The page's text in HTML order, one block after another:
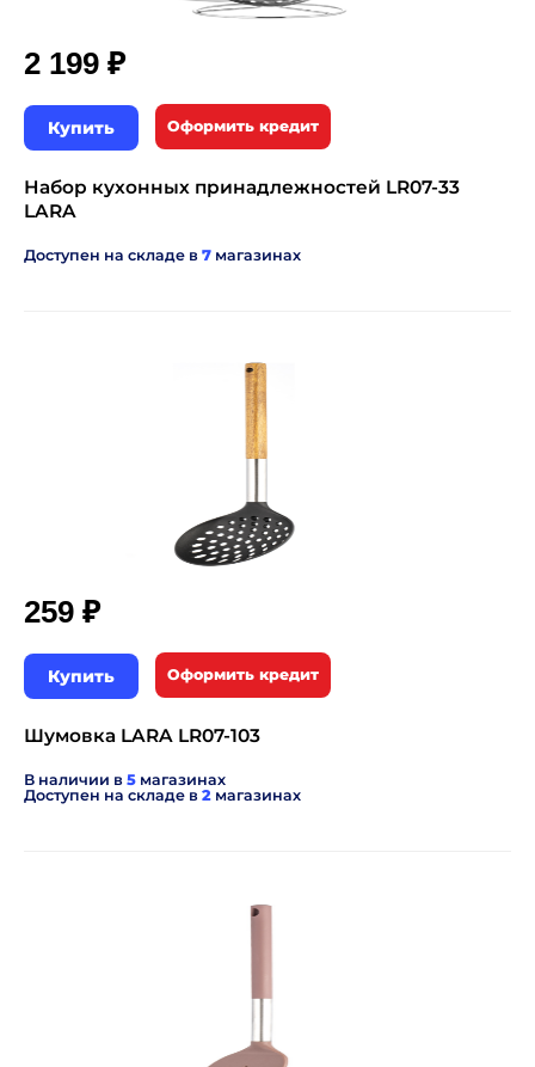
2 199 ₽
Купить Оформить кредит
Набор кухонных принадлежностей LR07-33
LARA
Доступен на складе в 7 магазинах
259 ₽
Купить Оформить кредит
Шумовка LARA LR07-103
В наличии в 5 магазинах
Доступен на складе в 2 магазинах